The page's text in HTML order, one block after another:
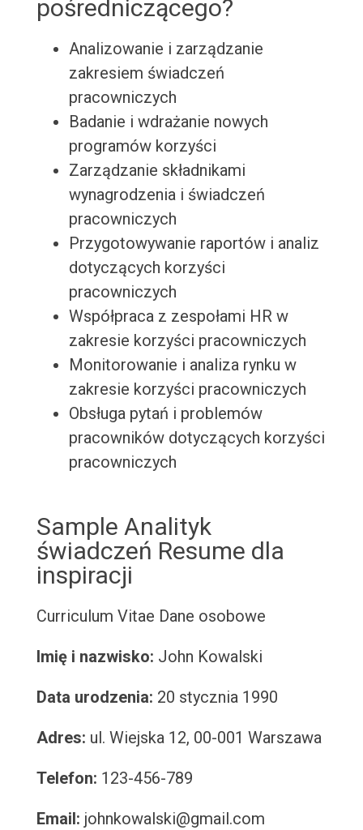
pośredniczącego?
Analizowanie i zarządzanie
zakresiem świadczeń
pracowniczych
Badanie i wdrażanie nowych
programów korzyści
Zarządzanie składnikami
wynagrodzenia i świadczeń
pracowniczych
Przygotowywanie raportów i analiz
dotyczących korzyści
pracowniczych
Współpraca z zespołami HR w
zakresie korzyści pracowniczych
Monitorowanie i analiza rynku w
zakresie korzyści pracowniczych
Obsługa pytań i problemów
pracowników dotyczących korzyści
pracowniczych
Sample Analityk
świadczeń Resume dla
inspiracji
Curriculum Vitae Dane osobowe
Imię i nazwisko: John Kowalski
Data urodzenia: 20 stycznia 1990
Adres: ul. Wiejska 12, 00-001 Warszawa
Telefon: 123-456-789
Email: johnkowalski@gmail.com